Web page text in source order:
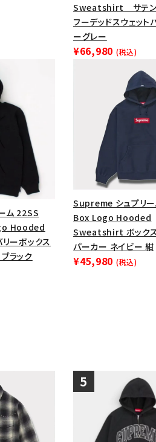
トバッグ
Sweatshirt サテン
フーデッドスウェッ
ーグレー
¥66,980 (税込)
ム 22SS
Hooded
ーボックス
ラック
Supreme シュプリ
Box Logo Hooded
Sweatshirt ボック
パーカー ネイビー 紺
¥45,980 (税込)